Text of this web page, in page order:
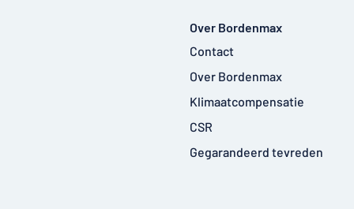
Over Bordenmax
Contact
Over Bordenmax
Klimaatcompensatie
CSR
Gegarandeerd tevreden